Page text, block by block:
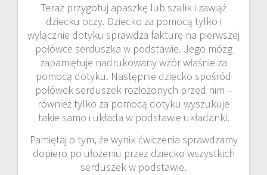
Teraz przygotuj apaszkę lub szalik i zawiąż
dziecku oczy. Dziecko za pomocą tylko i
wyłącznie dotyku sprawdza fakturę na pierwszej
połówce serduszka w podstawie. Jego mózg
zapamiętuje nadrukowany wzór właśnie za
pomocą dotyku. Następnie dziecko spośród
połówek serduszek rozłożonych przed nim –
również tylko za pomocą dotyku wyszukuje
takie samo i układa w podstawie układanki.
Pamiętaj o tym, że wynik ćwiczenia sprawdzamy
dopiero po ułożeniu przez dziecko wszystkich
serduszek w podstawie.